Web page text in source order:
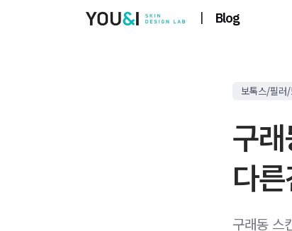
| Blog
보톡스/필러/
구
다
구래동 스